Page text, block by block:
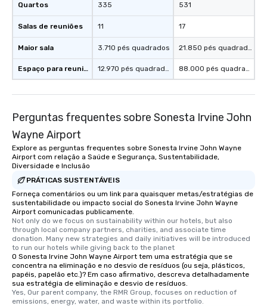
Quartos
Salas de reuniões
Maior sala
Espaço para reuniões
335
11
3.710 pés quadrados
12.970 pés quadrados
531
17
21.850 pés quadrados
88.000 pés quadrados
Perguntas frequentes sobre Sonesta Irvine John
Wayne Airport
Explore as perguntas frequentes sobre Sonesta Irvine John Wayne
Airport com relação a Saúde e Segurança, Sustentabilidade,
Diversidade e Inclusão
PRÁTICAS SUSTENTÁVEIS
Forneça comentários ou um link para quaisquer metas/estratégias de
sustentabilidade ou impacto social do Sonesta Irvine John Wayne
Airport comunicadas publicamente.
Not only do we focus on sustainability within our hotels, but also
through local company partners, charities, and associate time
donation. Many new strategies and daily initiatives will be introduced
to run our hotels while giving back to the planet
O Sonesta Irvine John Wayne Airport tem uma estratégia que se
concentra na eliminação e no desvio de resíduos (ou seja, plásticos,
papéis, papelão etc.)? Em caso afirmativo, descreva detalhadamente
sua estratégia de eliminação e desvio de resíduos.
Yes, Our parent company, the RMR Group, focuses on reduction of
emissions, energy, water, and waste within its portfolio.